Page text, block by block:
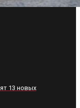
13 новых